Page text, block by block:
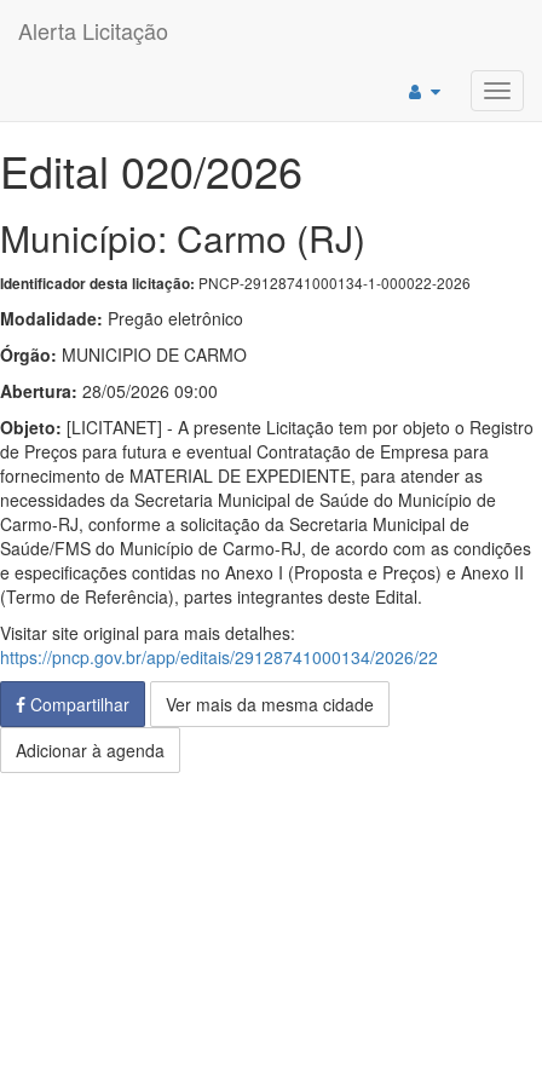
Alerta Licitação
Edital 020/2026
Município: Carmo (RJ)
Identificador desta licitação: PNCP-29128741000134-1-000022-2026
Modalidade: Pregão eletrônico
Órgão: MUNICIPIO DE CARMO
Abertura: 28/05/2026 09:00
Objeto: [LICITANET] - A presente Licitação tem por objeto o Registro
de Preços para futura e eventual Contratação de Empresa para
fornecimento de MATERIAL DE EXPEDIENTE, para atender as
necessidades da Secretaria Municipal de Saúde do Município de
Carmo-RJ, conforme a solicitação da Secretaria Municipal de
Saúde/FMS do Município de Carmo-RJ, de acordo com as condições
e especificações contidas no Anexo I (Proposta e Preços) e Anexo II
(Termo de Referência), partes integrantes deste Edital.
Visitar site original para mais detalhes:
https://pncp.gov.br/app/editais/29128741000134/2026/22
Compartilhar
Ver mais da mesma cidade
Adicionar à agenda